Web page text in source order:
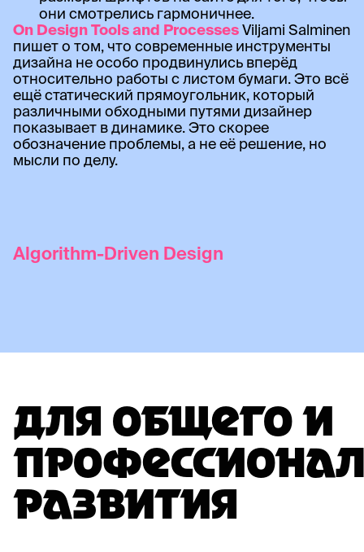
ДЛЯ ОБЩЕГО И
РАЗВИТИЯ
они смотрелись гармоничнее.
On Design Tools and ProcessesViljami Salminen
пишет о том, что современные инструменты
дизайна не особо продвинулись вперёд
относительно работы с листом бумаги. Это всё
ещё статический прямоугольник, который
различными обходными путями дизайнер
показывает в динамике. Это скорее
обозначение проблемы, а не её решение, но
мысли по делу.
Algorithm-Driven Design